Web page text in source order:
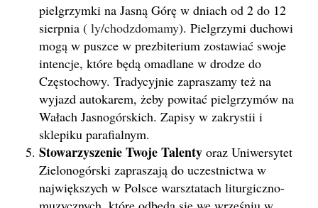
pielgrzymki na Jasną Górę w dniach od 2 do 12
sierpnia ( ly/chodzdomamy). Pielgrzymi duchowi
mogą w puszce w prezbiterium zostawiać swoje
intencje, które będą omadlane w drodze do
Częstochowy. Tradycyjnie zapraszamy też na
wyjazd autokarem, żeby powitać pielgrzymów na
Wałach Jasnogórskich. Zapisy w zakrystii i
sklepiku parafialnym.
Stowarzyszenie Twoje Talenty oraz Uniwersytet
Zielonogórski zapraszają do uczestnictwa w
największych w Polsce warsztatach liturgiczno-